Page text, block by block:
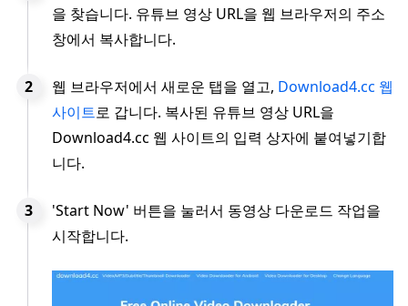
을 찾습니다. 유튜브 영상 URL을 웹 브라우저의 주소
창에서 복사합니다.
웹 브라우저에서 새로운 탭을 열고, Download4.cc 웹
사이트로 갑니다. 복사된 유튜브 영상 URL을
Download4.cc 웹 사이트의 입력 상자에 붙여넣기합
니다.
'Start Now' 버튼을 눌러서 동영상 다운로드 작업을
시작합니다.